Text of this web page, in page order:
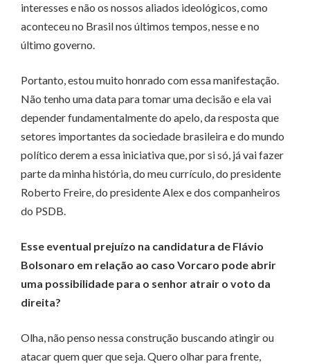
interesses e não os nossos aliados ideológicos, como
aconteceu no Brasil nos últimos tempos, nesse e no
último governo.
Portanto, estou muito honrado com essa manifestação.
Não tenho uma data para tomar uma decisão e ela vai
depender fundamentalmente do apelo, da resposta que
setores importantes da sociedade brasileira e do mundo
político derem a essa iniciativa que, por si só, já vai fazer
parte da minha história, do meu currículo, do presidente
Roberto Freire, do presidente Alex e dos companheiros
do PSDB.
Esse eventual prejuízo na candidatura de Flávio
Bolsonaro em relação ao caso Vorcaro pode abrir
uma possibilidade para o senhor atrair o voto da
direita?
Olha, não penso nessa construção buscando atingir ou
atacar quem quer que seja. Quero olhar para frente,